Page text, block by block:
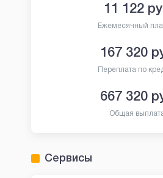
11 122
Ежемесячный
167 320
Переплата по
667 320
Общая
Сервисы